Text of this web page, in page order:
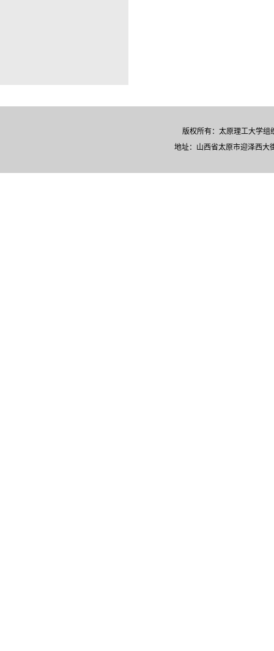
版权所有：太原理工大学
地址：山西省太原市迎泽西大